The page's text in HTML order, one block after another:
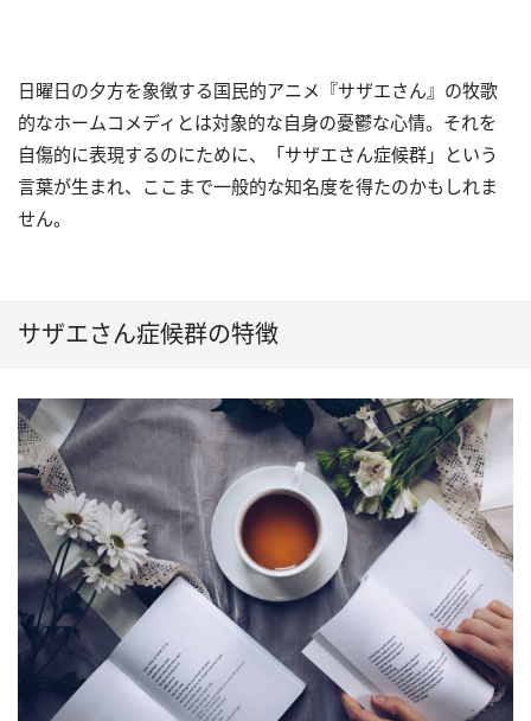
日曜日の夕方を象徴する国民的アニメ『サザエさん』の牧歌
的なホームコメディとは対象的な自身の憂鬱な心情。それを
自傷的に表現するのにために、「サザエさん症候群」という
言葉が生まれ、ここまで一般的な知名度を得たのかもしれま
せん。
サザエさん症候群の特徴